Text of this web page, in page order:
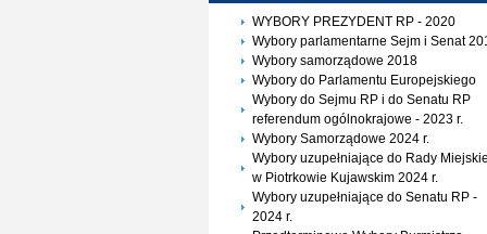
WYBORY PREZYDENT RP - 2020
Wybory parlamentarne Sejm i Senat
Wybory samorządowe 2018
Wybory do Parlamentu Europejskiego
Wybory do Sejmu RP i do Senatu RP
referendum ogólnokrajowe - 2023 r.
Wybory Samorządowe 2024 r.
Wybory uzupełniające do Rady
w Piotrkowie Kujawskim 2024 r.
Wybory uzupełniające do Senatu RP -
2024 r.